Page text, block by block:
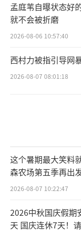
孟庭苇自曝状态好
就不会被折磨
2026-08-06 10:57:40
西村力被指引导网
2026-08-07 08:01:18
这个暑期最大笑料
森农场第五季再出
2026-08-07 10:22:47
2026中秋国庆假期
天 国庆连休7天！